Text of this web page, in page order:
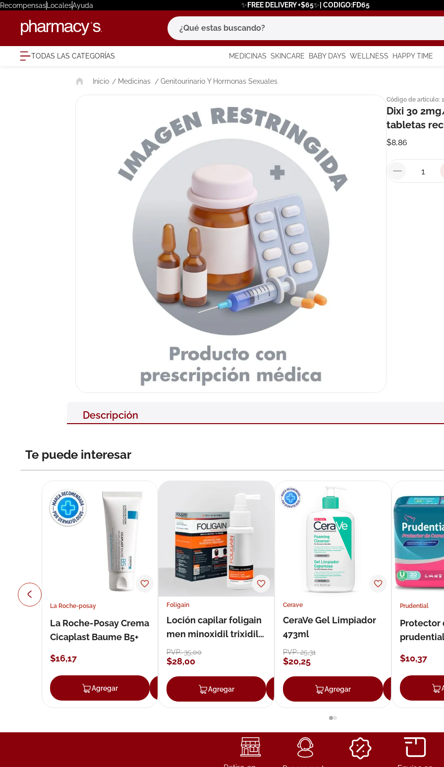
RecompensasLocalesAyuda ✨FREE DELIVERY +$65✨| CODIGO:FD65
¿Qué estas buscando?
TODAS LAS CATEGORÍAS MEDICINAS SKINCARE BABY DAYS WELLNESS HAPPY TIME
Medicinas Genitourinario Y Hormonas Sexuales
Código de artículo:
Dixi 30
tabletas
$8,86
Descripción
Te puede interesar
La Roche-posay
La Roche-Posay Crema
Cicaplast Baume B5+
$16,17
Agregar Agregar
Foligain
Loción capilar foligain
men minoxidil trixidil
loción 59 ml
PVP:35,00
$28,00
Agregar Agregar
Cerave
CeraVe Gel Limpiador
473ml
PVP:25,31
$20,25
Agregar
Prudential
Protector
$10,37
términos más buscados
1. eucerin
3. bioderma
7.
. roche posay
9. megacistin
10 pañales